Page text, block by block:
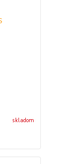
skladom